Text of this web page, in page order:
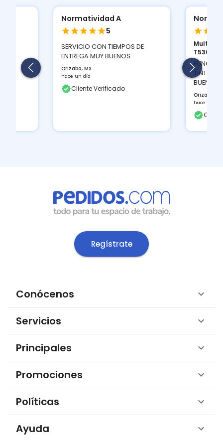
Normatividad A
5
SERVICIO CON TIEMPOS DE
ENTREGA MUY BUENOS
Orizaba, MX
hace un día
Cliente Verificado
T530D...
TINTAS
BUEN
Orizaba,
hace un día
Regístrate
Conócenos
Servicios
Principales
Promociones
Políticas
Ayuda